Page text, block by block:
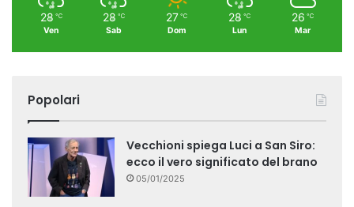
28 ℃
Ven
28 ℃
Sab
27 ℃
Dom
28 ℃
Lun
26 ℃
Mar
Popolari
Vecchioni spiega Luci a San Siro:
ecco il vero significato del brano
05/01/2025